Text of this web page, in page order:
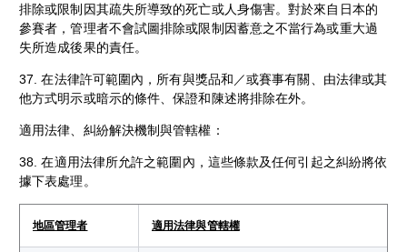
排除或限制因其疏失所導致的死亡或人身傷害。對於來自日本的
參賽者，管理者不會試圖排除或限制因蓄意之不當行為或重大過
失所造成後果的責任。
37. 在法律許可範圍內，所有與獎品和／或賽事有關、由法律或其
他方式明示或暗示的條件、保證和陳述將排除在外。
適用法律、糾紛解決機制與管轄權：
38. 在適用法律所允許之範圍內，這些條款及任何引起之糾紛將依
據下表處理。
地區管理者 適用法律與管轄權